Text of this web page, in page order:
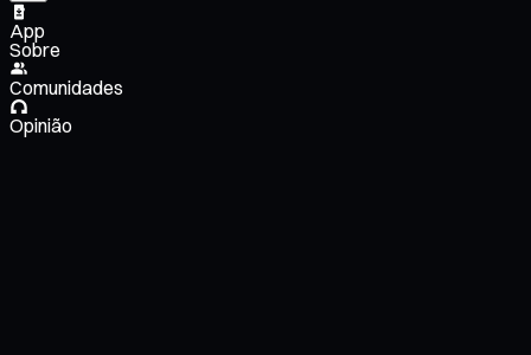
App
Sobre
Comunidades
Opinião